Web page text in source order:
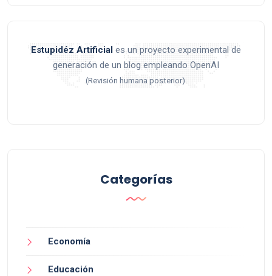
Estupidéz Artificial es un proyecto experimental de
generación de un blog empleando OpenAI
(Revisión humana posterior).
Categorías
Economía
Educación